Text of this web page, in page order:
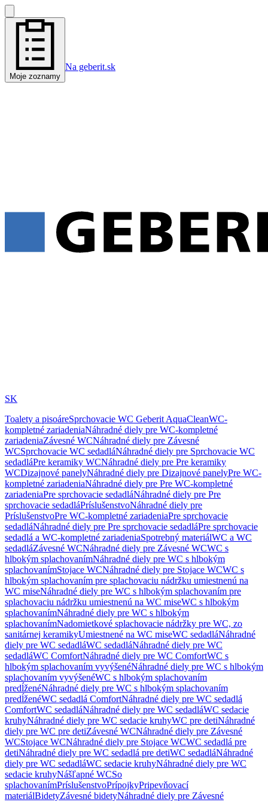
Moje zoznamy
Na geberit.sk
SK
Toalety a pisoáreSprchovacie WC Geberit AquaCleanWC-
kompletné zariadeniaNáhradné diely pre WC-kompletné
zariadeniaZávesné WCNáhradné diely pre Závesné
WCSprchovacie WC sedadláNáhradné diely pre Sprchovacie WC
sedadláPre keramiky WCNáhradné diely pre Pre keramiky
WCDizajnové panelyNáhradné diely pre Dizajnové panelyPre WC-
kompletné zariadeniaNáhradné diely pre Pre WC-kompletné
zariadeniaPre sprchovacie sedadláNáhradné diely pre Pre
sprchovacie sedadláPríslušenstvoNáhradné diely pre
PríslušenstvoPre WC-kompletné zariadeniaPre sprchovacie
sedadláNáhradné diely pre Pre sprchovacie sedadláPre sprchovacie
sedadlá a WC-kompletné zariadeniaSpotrebný materiálWC a WC
sedadláZávesné WCNáhradné diely pre Závesné WCWC s
hlbokým splachovanímNáhradné diely pre WC s hlbokým
splachovanímStojace WCNáhradné diely pre Stojace WCWC s
hlbokým splachovaním pre splachovaciu nádržku umiestnenú na
WC miseNáhradné diely pre WC s hlbokým splachovaním pre
splachovaciu nádržku umiestnenú na WC miseWC s hlbokým
splachovanímNáhradné diely pre WC s hlbokým
splachovanímNadomietkové splachovacie nádržky pre WC, zo
sanitárnej keramikyUmiestnené na WC miseWC sedadláNáhradné
diely pre WC sedadláWC sedadláNáhradné diely pre WC
sedadláWC ComfortNáhradné diely pre WC ComfortWC s
hlbokým splachovaním vyvýšenéNáhradné diely pre WC s hlbokým
splachovaním vyvýšenéWC s hlbokým splachovaním
predĺženéNáhradné diely pre WC s hlbokým splachovaním
predĺženéWC sedadlá ComfortNáhradné diely pre WC sedadlá
ComfortWC sedadláNáhradné diely pre WC sedadláWC sedacie
kruhyNáhradné diely pre WC sedacie kruhyWC pre detiNáhradné
diely pre WC pre detiZávesné WCNáhradné diely pre Závesné
WCStojace WCNáhradné diely pre Stojace WCWC sedadlá pre
detiNáhradné diely pre WC sedadlá pre detiWC sedadláNáhradné
diely pre WC sedadláWC sedacie kruhyNáhradné diely pre WC
sedacie kruhyNášľapné WCSo
splachovanímPríslušenstvoPrípojkyPripevňovací
materiálBidetyZávesné bidetyNáhradné diely pre Závesné